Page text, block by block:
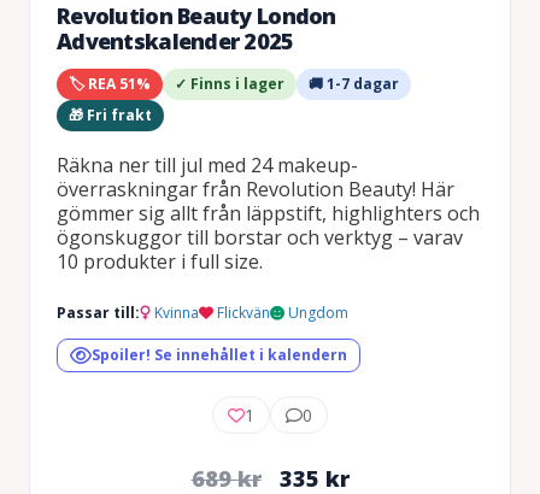
Revolution Beauty London
Adventskalender 2025
🏷️ REA 51% ✓ Finns i lager
🚚 1-7 dagar
🎁 Fri frakt
Räkna ner till jul med 24 makeup-
överraskningar från Revolution Beauty! Här
gömmer sig allt från läppstift, highlighters och
ögonskuggor till borstar och verktyg – varav
10 produkter i full size.
Passar till: Kvinna Flickvän Ungdom
Spoiler! Se innehållet i kalendern
1 0
689kr
Det
335 krDet